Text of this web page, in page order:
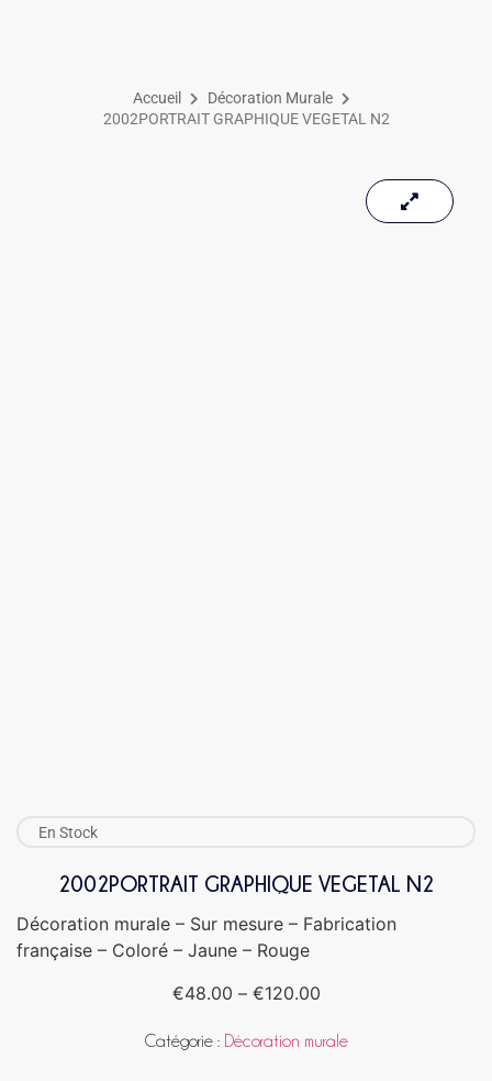
Accueil
Décoration Murale
2002PORTRAIT GRAPHIQUE VEGETAL N2
En Stock
2002PORTRAIT GRAPHIQUE VEGETAL N2
Décoration murale – Sur mesure – Fabrication
française – Coloré – Jaune – Rouge
€48.00 – €120.00
Catégorie : Décoration murale